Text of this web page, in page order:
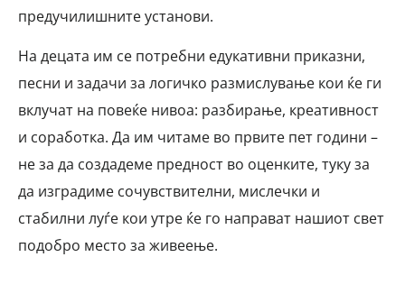
предучилишните установи.
На децата им се потребни едукативни приказни,
песни и задачи за логичко размислување кои ќе ги
вклучат на повеќе нивоа: разбирање, креативност
и соработка. Да им читаме во првите пет години –
не за да создадеме предност во оценките, туку за
да изградиме сочувствителни, мислечки и
стабилни луѓе кои утре ќе го направат нашиот свет
подобро место за живеење.